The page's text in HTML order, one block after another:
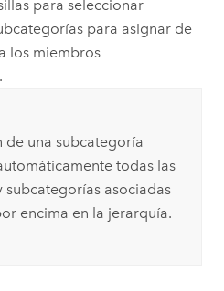
para seleccionar
para asignar de
los miembros
de una subcategoría
todas las
subcategorías asociadas
encima en la jerarquía.